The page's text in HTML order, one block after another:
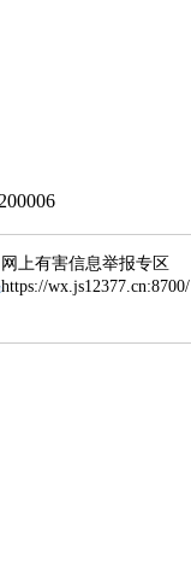
网上有害信息举报专区
https://wx.js12377.cn:8700/